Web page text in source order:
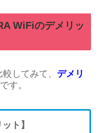
WiFiのデメリッ
してみて、 デメリ
す。
ト】